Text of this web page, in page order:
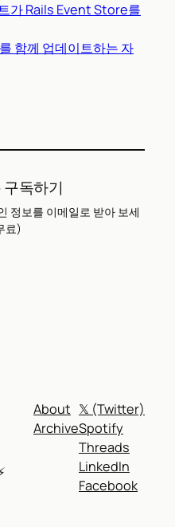
가 Rails Event Store를
함께 업데이트하는 자
독하기
정보를 이메일로 받아 보세
료)
About
Archive
𝕏 (Twitter)
Spotify
Threads
LinkedIn
Facebook